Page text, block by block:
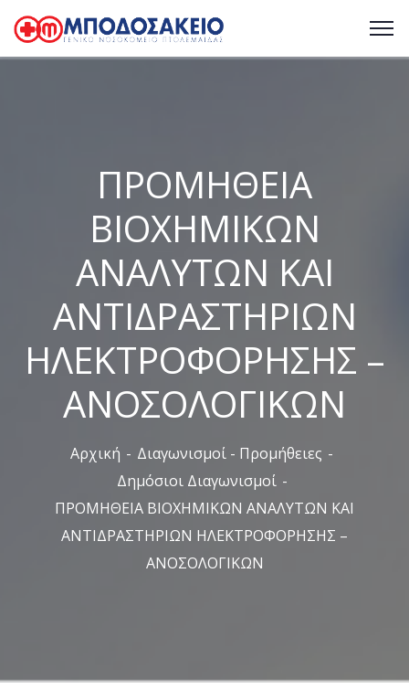
ΠΡΟΜΗΘΕΙΑ
ΒΙΟΧΗΜΙΚΩΝ
ΑΝΑΛΥΤΩΝ ΚΑΙ
ΑΝΤΙΔΡΑΣΤΗΡΙΩΝ
ΗΛΕΚΤΡΟΦΟΡΗΣΗΣ –
ΑΝΟΣΟΛΟΓΙΚΩΝ
Αρχική
Διαγωνισμοί - Προμήθειες
Δημόσιοι Διαγωνισμοί
ΠΡΟΜΗΘΕΙΑ ΒΙΟΧΗΜΙΚΩΝ ΑΝΑΛΥΤΩΝ ΚΑΙ
ΑΝΤΙΔΡΑΣΤΗΡΙΩΝ ΗΛΕΚΤΡΟΦΟΡΗΣΗΣ –
ΑΝΟΣΟΛΟΓΙΚΩΝ